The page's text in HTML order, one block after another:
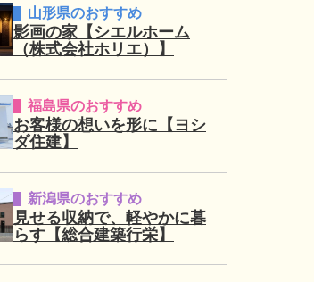
山形県のおすすめ
影画の家【シエルホーム
（株式会社ホリエ）】
福島県のおすすめ
お客様の想いを形に【ヨシ
ダ住建】
新潟県のおすすめ
見せる収納で、軽やかに暮
らす【総合建築行栄】